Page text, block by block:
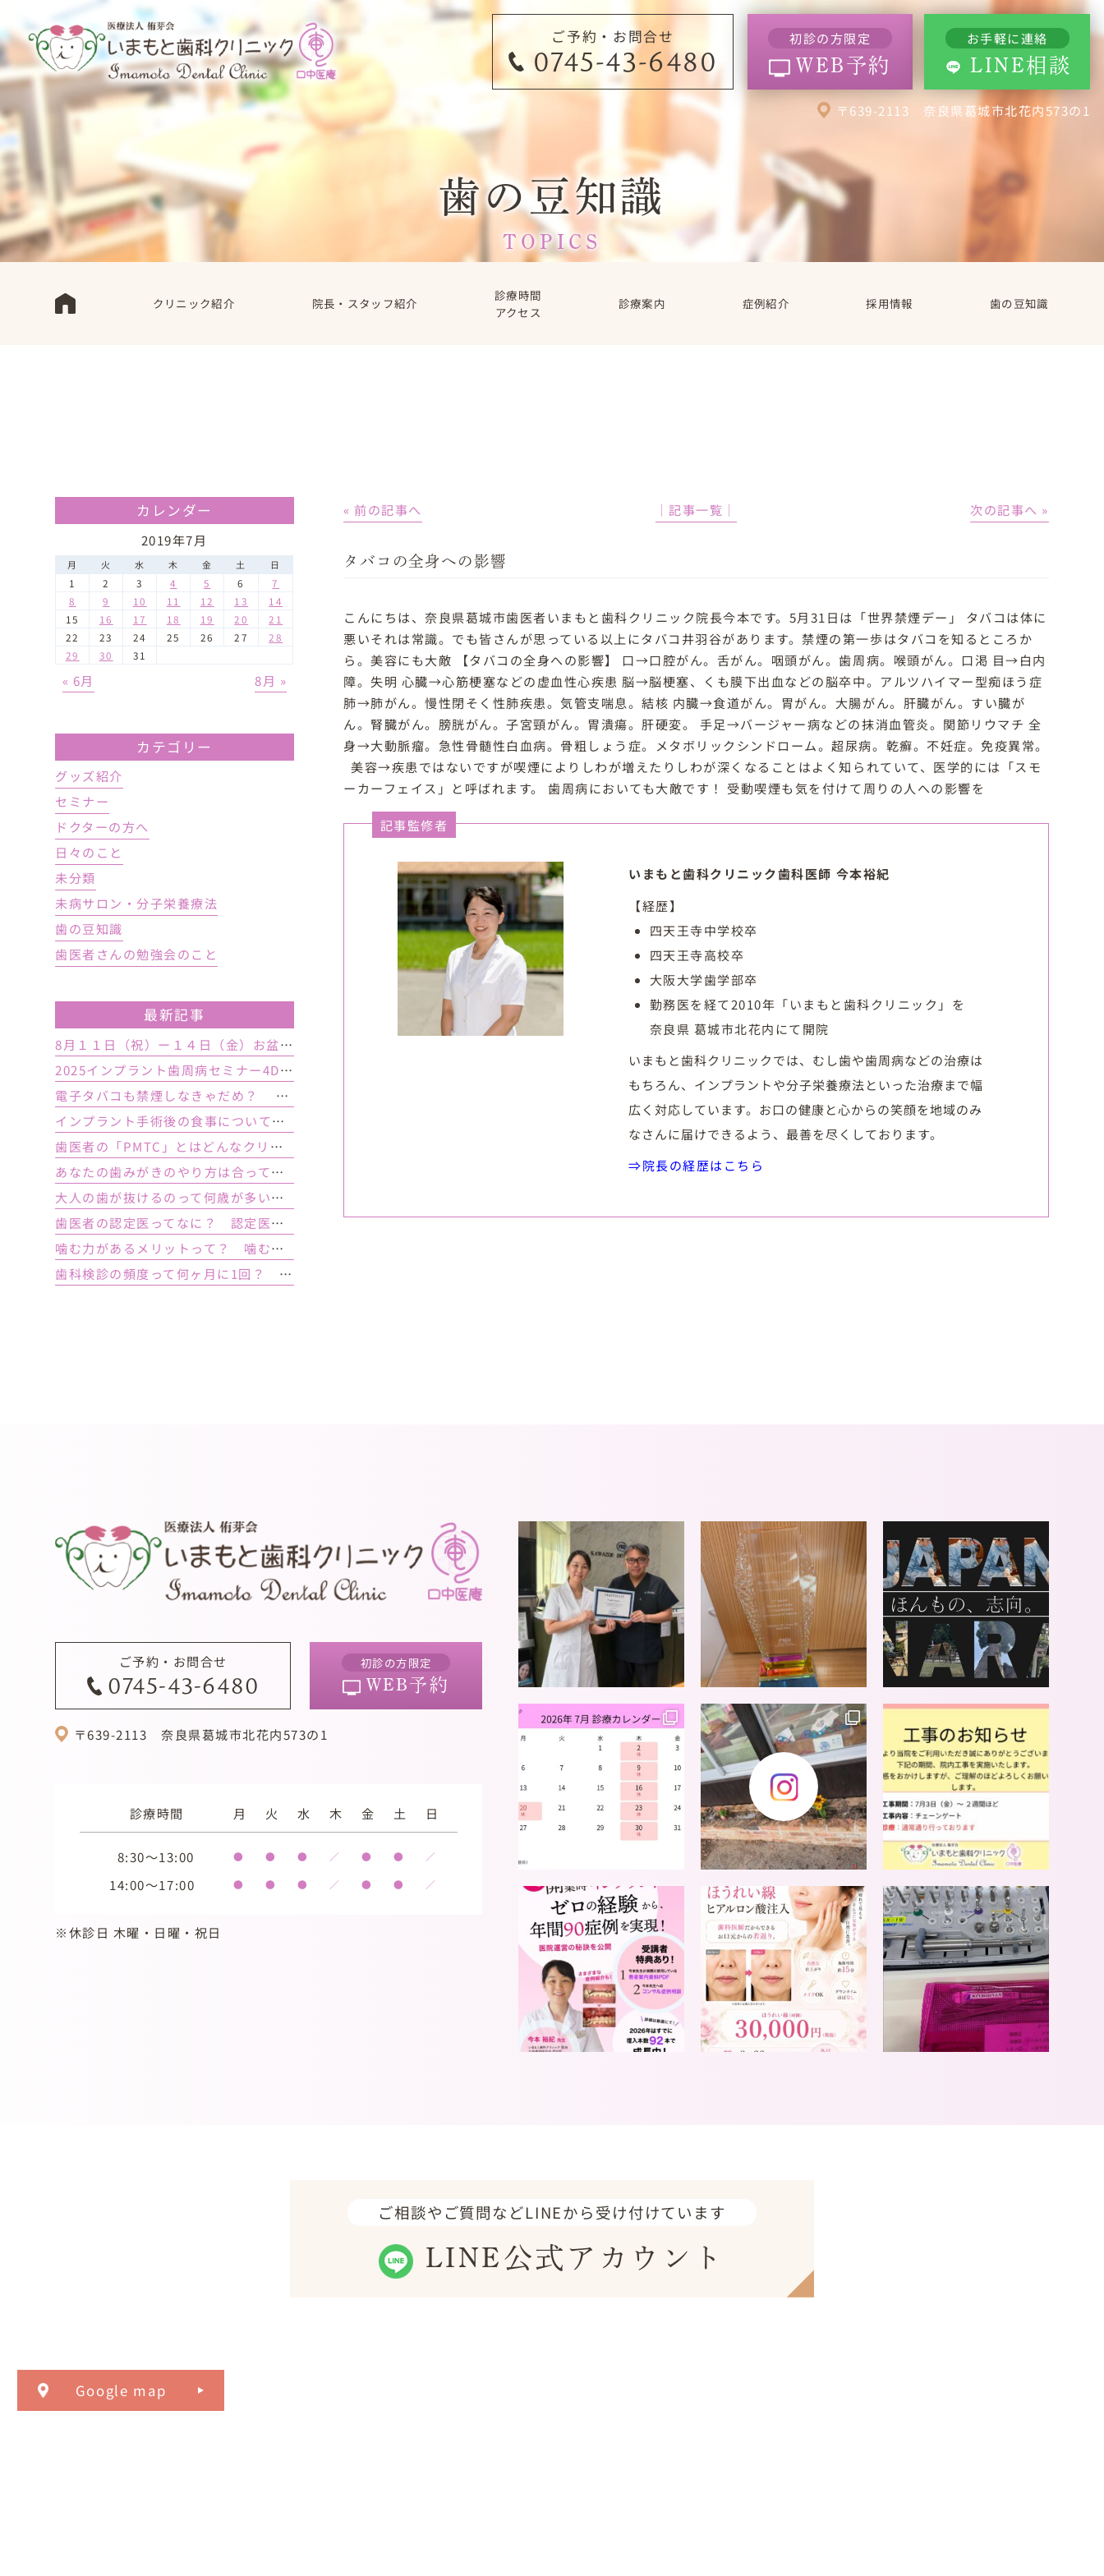
ご予約・お問合せ
0745-43-6480
初診の方限定
WEB予約
お手軽に連絡
LINE相談
〒639-2113 奈良県葛城市北花内573の1
歯の豆知識
TOPICS
クリニック紹介 院長・スタッフ紹介
診療時間
アクセス
診療案内 症例紹介 採用情報 歯の豆知識
« 前の記事へ │記事一覧│ 次の記事へ »
タバコの全身への影響
こんにちは、奈良県葛城市歯医者いまもと歯科クリニック院長今本です。5月31日は「世界禁煙デー」 タバコは体に
悪いそれは常識。でも皆さんが思っている以上にタバコ井羽谷があります。禁煙の第一歩はタバコを知るところか
ら。美容にも大敵 【タバコの全身への影響】 口→口腔がん。舌がん。咽頭がん。歯周病。喉頭がん。口渇 目→白内
障。失明 心臓→心筋梗塞などの虚血性心疾患 脳→脳梗塞、くも膜下出血などの脳卒中。アルツハイマー型痴ほう症
肺→肺がん。慢性閉そく性肺疾患。気管支喘息。結核 内臓→食道がん。胃がん。大腸がん。肝臓がん。すい臓が
ん。腎臓がん。膀胱がん。子宮頸がん。胃潰瘍。肝硬変。 手足→バージャー病などの抹消血管炎。関節リウマチ 全
身→大動脈瘤。急性骨髄性白血病。骨粗しょう症。メタボリックシンドローム。超尿病。乾癬。不妊症。免疫異常。
美容→疾患ではないですが喫煙によりしわが増えたりしわが深くなることはよく知られていて、医学的には「スモ
ーカーフェイス」と呼ばれます。 歯周病においても大敵です！ 受動喫煙も気を付けて周りの人への影響を
記事監修者
いまもと歯科クリニック歯科医師 今本裕紀
【経歴】
四天王寺中学校卒
四天王寺高校卒
大阪大学歯学部卒
勤務医を経て2010年「いまもと歯科クリニック」を
奈良県 葛城市北花内にて開院
いまもと歯科クリニックでは、むし歯や歯周病などの治療は
もちろん、インプラントや分子栄養療法といった治療まで幅
広く対応しています。お口の健康と心からの笑顔を地域のみ
なさんに届けできるよう、最善を尽くしております。
⇒院長の経歴はこちら
カレンダー
2019年7月
月 火 水 木 金 土 日
1 2 3 4 5 6
7
8
9 10 11 12 13
14
15
16 17 18 19 20
21
22
23 24 25 26 27
28
29
30 31
« 6月 8月 »
カテゴリー
グッズ紹介
セミナー
ドクターの方へ
日々のこと
未分類
未病サロン・分子栄養療法
歯の豆知識
歯医者さんの勉強会のこと
最新記事
8月１１日（祝）ー１４日（金）お盆休み １５日土曜日から診療しております
2025インプラント歯周病セミナー4DAY行いました
電子タバコも禁煙しなきゃだめ？ インプラント手術前後の喫煙が及ぼす影響とは？
インプラント手術後の食事について｜ 当日の注意点・いつから普通の食事ができる？
歯医者の「PMTC」とはどんなクリーニング？スケーリングとは何が違うの？
あなたの歯みがきのやり方は合っている？ 正しい歯みがき方法と間違った方法
大人の歯が抜けるのって何歳が多い？ 平均年齢と原因について
歯医者の認定医ってなに？ 認定医やインストラクターの資格を持つ歯医者のメリット
噛む力があるメリットって？ 噛む力が弱いとどうなるの？
歯科検診の頻度って何ヶ月に1回？ 定期検診って何するの？
ご予約・お問合せ
0745-43-6480
初診の方限定
WEB予約
〒639-2113奈良県葛城市北花内573の1
診療時間 月 火 水 木 金 土 日
8:30～13:00 ● ● ● ／ ● ● ／
14:00～17:00 ● ● ● ／ ● ● ／
※休診日 木曜・日曜・祝日
ご相談やご質問などLINEから受け付けています
LINE公式アカウント
Google map